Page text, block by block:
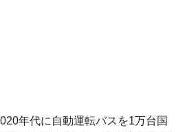
年代に自動運転バスを1万台国